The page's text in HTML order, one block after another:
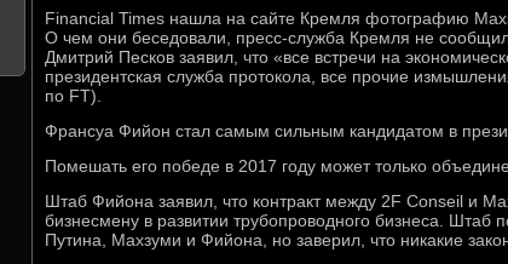
Financial Times нашла на сайте Кремля фотографию
О чем они беседовали, пресс-служба Кремля не
Дмитрий Песков заявил, что «все встречи на
президентская служба протокола, все прочие
по FT).
Франсуа Фийон стал самым сильным кандидатом в
Помешать его победе в 2017 году может только
Штаб Фийона заявил, что контракт между 2F Conseil и
бизнесмену в развитии трубопроводного бизнеса. Штаб
Путина, Махзуми и Фийона, но заверил, что никакие